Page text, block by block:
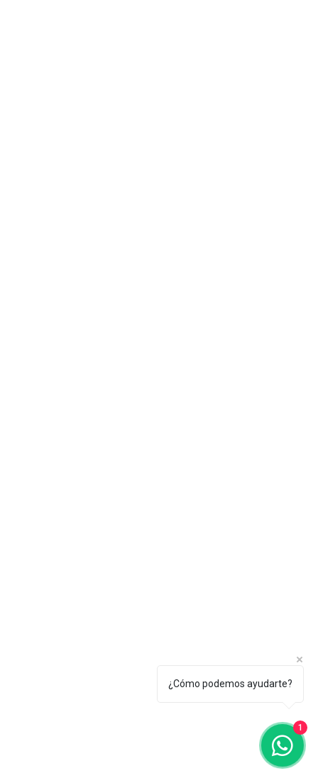
¿Cómo podemos ayudarte?
1